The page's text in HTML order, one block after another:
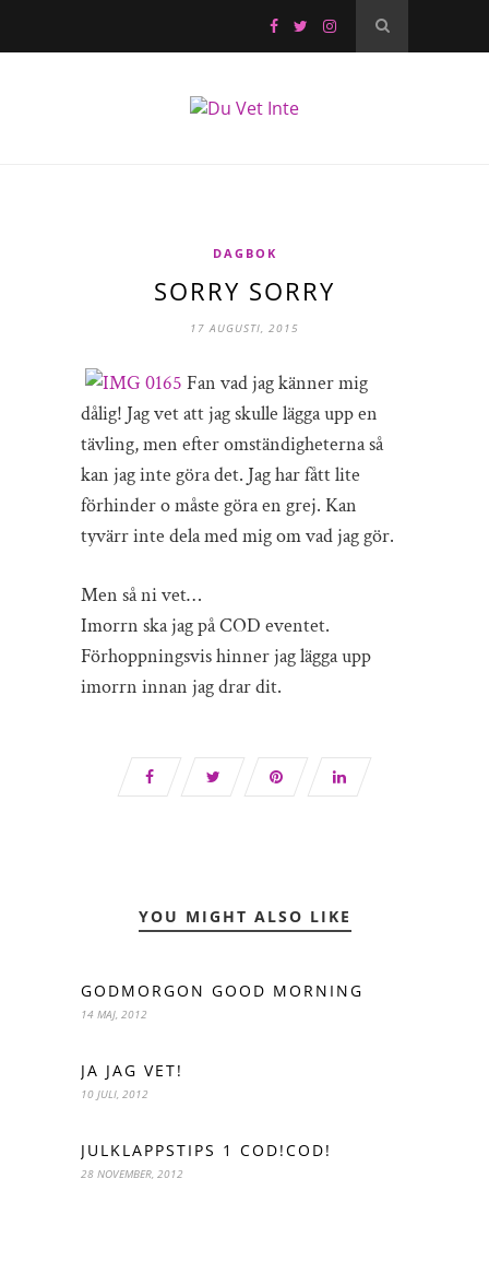
DAGBOK
SORRY SORRY
17 AUGUSTI, 2015
Fan vad jag känner mig
dålig! Jag vet att jag skulle lägga upp en
tävling, men efter omständigheterna så
kan jag inte göra det. Jag har fått lite
förhinder o måste göra en grej. Kan
tyvärr inte dela med mig om vad jag gör.
Men så ni vet…
Imorrn ska jag på COD eventet.
Förhoppningsvis hinner jag lägga upp
imorrn innan jag drar dit.
YOU MIGHT ALSO LIKE
GODMORGON GOOD MORNING
14 MAJ, 2012
JA JAG VET!
10 JULI, 2012
JULKLAPPSTIPS 1 COD!COD!
28 NOVEMBER, 2012